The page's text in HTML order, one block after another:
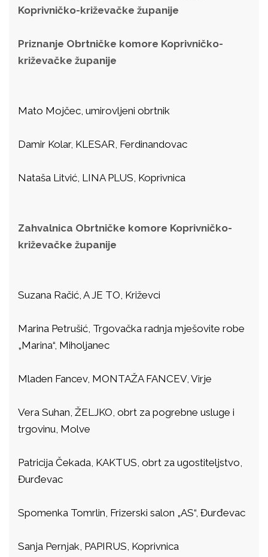
Koprivničko-križevačke županije
Priznanje Obrtničke komore Koprivničko-
križevačke županije
Mato Mojčec, umirovljeni obrtnik
Damir Kolar, KLESAR, Ferdinandovac
Nataša Litvić, LINA PLUS, Koprivnica
Zahvalnica Obrtničke komore Koprivničko-
križevačke županije
Suzana Račić, A JE TO, Križevci
Marina Petrušić, Trgovačka radnja mješovite robe
„Marina“, Miholjanec
Mladen Fancev, MONTAŽA FANCEV, Virje
Vera Suhan, ŽELJKO, obrt za pogrebne usluge i
trgovinu, Molve
Patricija Čekada, KAKTUS, obrt za ugostiteljstvo,
Đurđevac
Spomenka Tomrlin, Frizerski salon „AS“, Đurđevac
Sanja Pernjak, PAPIRUS, Koprivnica